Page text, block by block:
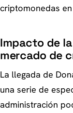
criptomonedas
Impacto de
mercado de
La llegada de
una serie de
administración